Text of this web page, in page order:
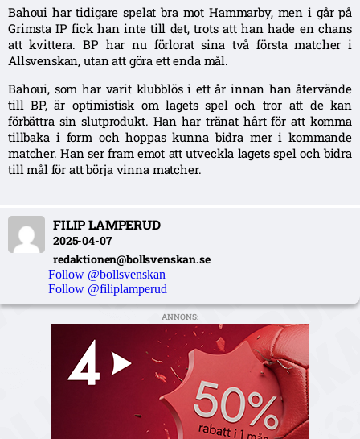
Bahoui har tidigare spelat bra mot Hammarby, men i går på
Grimsta IP fick han inte till det, trots att han hade en chans
att kvittera. BP har nu förlorat sina två första matcher i
Allsvenskan, utan att göra ett enda mål.
Bahoui, som har varit klubblös i ett år innan han återvände
till BP, är optimistisk om lagets spel och tror att de kan
förbättra sin slutprodukt. Han har tränat hårt för att komma
tillbaka i form och hoppas kunna bidra mer i kommande
matcher. Han ser fram emot att utveckla lagets spel och bidra
till mål för att börja vinna matcher.
FILIP LAMPERUD
2025-04-07
redaktionen@bollsvenskan.se
Follow @bollsvenskan
Follow @filiplamperud
ANNONS: